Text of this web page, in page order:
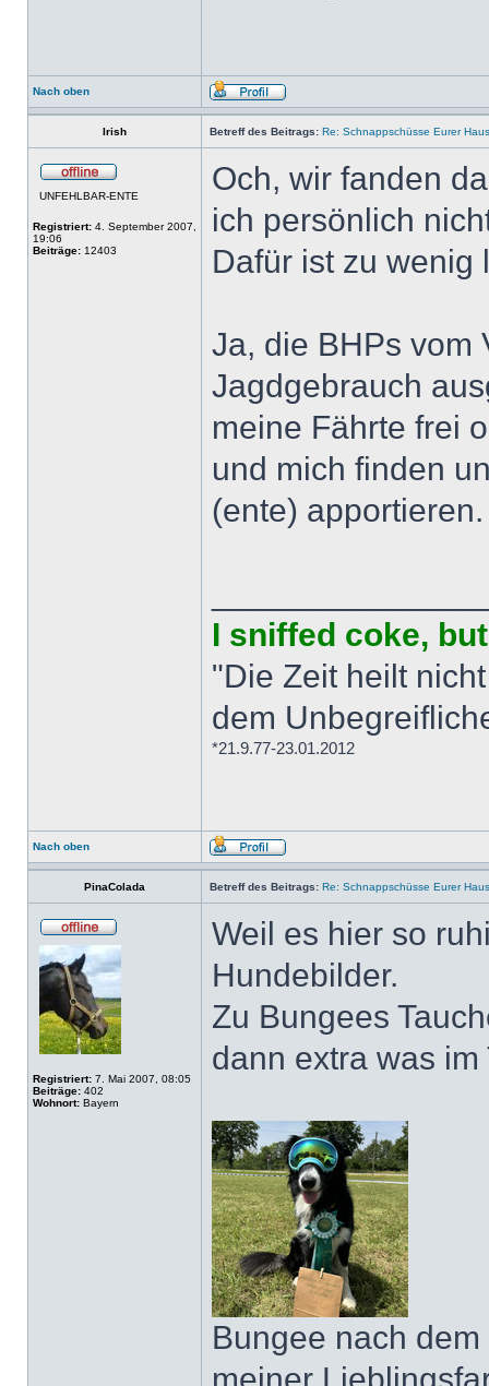
Nach oben
Irish Betreff des Beitrags: Re: Schnappschüsse Eurer
UNFEHLBAR-ENTE
Registriert: 4. September 2007,
19:06
Beiträge: 12403
Och, wir fanden
ich persönlich
Dafür ist zu wenig
Ja, die BHPs vom
Jagdgebrauch
meine Fährte frei
und mich finden
(ente) apportieren.
I sniffed coke,
"Die Zeit heilt
dem
*21.9.77-23.01.2012
Nach oben
PinaColada Betreff des Beitrags: Re: Schnappschüsse Eurer
Registriert: 7. Mai 2007, 08:05
Beiträge: 402
Wohnort: Bayern
Weil es hier so
Hundebilder.
Zu Bungees
dann extra was
Bungee nach